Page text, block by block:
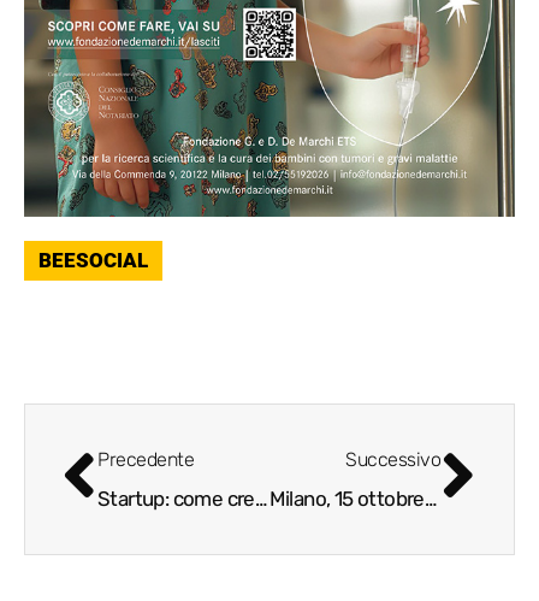
BEESOCIAL
Precedente
Startup: come creare il team giusto. Intervista a Daniele Ratti di Fatture in Cloud
Successivo
Milano, 15 ottobre 2019 ore 9 – 17.30 – Ki-Best 2019: casi e chiavi di successo nel Retail in Italia e nel mondo